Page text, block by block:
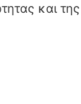
και